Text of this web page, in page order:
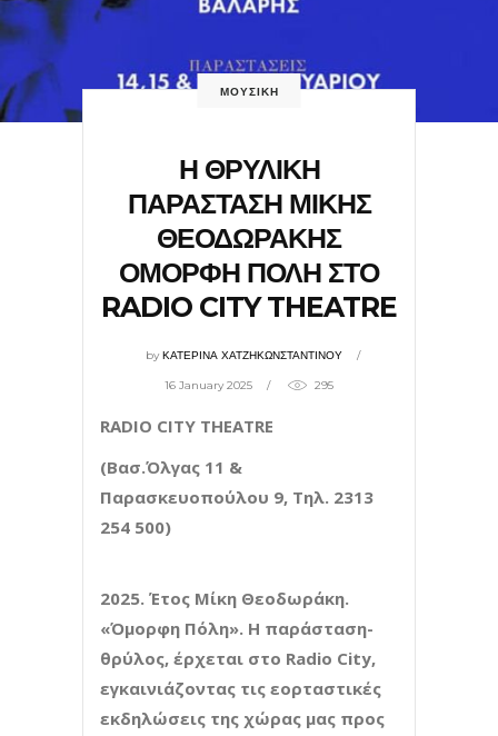
ΜΟΥΣΙΚΗ
Η ΘΡΥΛΙΚΗ
ΠΑΡΑΣΤΑΣΗ ΜΙΚΗΣ
ΘΕΟΔΩΡΑΚΗΣ
ΟΜΟΡΦΗ ΠΟΛΗ ΣΤΟ
RADIO CITY THEATRE
byΚΑΤΕΡΙΝΑ ΧΑΤΖΗΚΩΝΣΤΑΝΤΙΝΟΥ
16 January 2025 295
RADIO CITY THEATRE
(Βασ.Όλγας 11 &
Παρασκευοπούλου 9, Tηλ. 2313
254 500)
2025. Έτος Μίκη Θεοδωράκη.
«Όμορφη Πόλη». Η παράσταση-
θρύλος, έρχεται στο Radio City,
εγκαινιάζοντας τις εορταστικές
εκδηλώσεις της χώρας μας προς